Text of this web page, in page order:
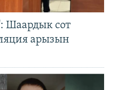
Шаардык сот
арызын